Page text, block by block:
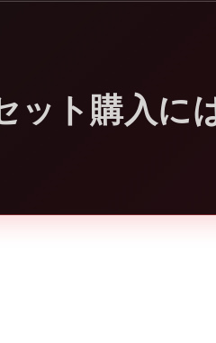
ット購入に